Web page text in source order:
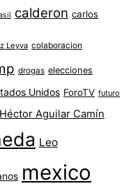
calderon carlos
Leyva colaboracion
drogas elecciones
Unidos ForoTV futuro
Héctor Aguilar Camín
Leo
mexico